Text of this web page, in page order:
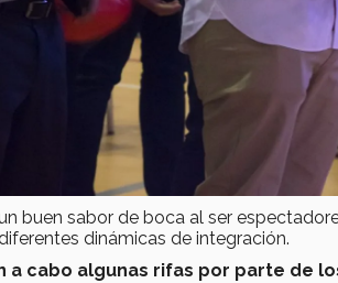
buen sabor de boca al ser
dinámicas de integración.
a cabo algunas rifas por parte de